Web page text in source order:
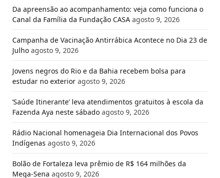
Da apreensão ao acompanhamento: veja como funciona o
Canal da Família da Fundação CASA agosto 9, 2026
Campanha de Vacinação Antirrábica Acontece no Dia 23 de
Julho agosto 9, 2026
Jovens negros do Rio e da Bahia recebem bolsa para
estudar no exterior agosto 9, 2026
‘Saúde Itinerante’ leva atendimentos gratuitos à escola da
Fazenda Aya neste sábado agosto 9, 2026
Rádio Nacional homenageia Dia Internacional dos Povos
Indígenas agosto 9, 2026
Bolão de Fortaleza leva prêmio de R$ 164 milhões da
Mega-Sena agosto 9, 2026